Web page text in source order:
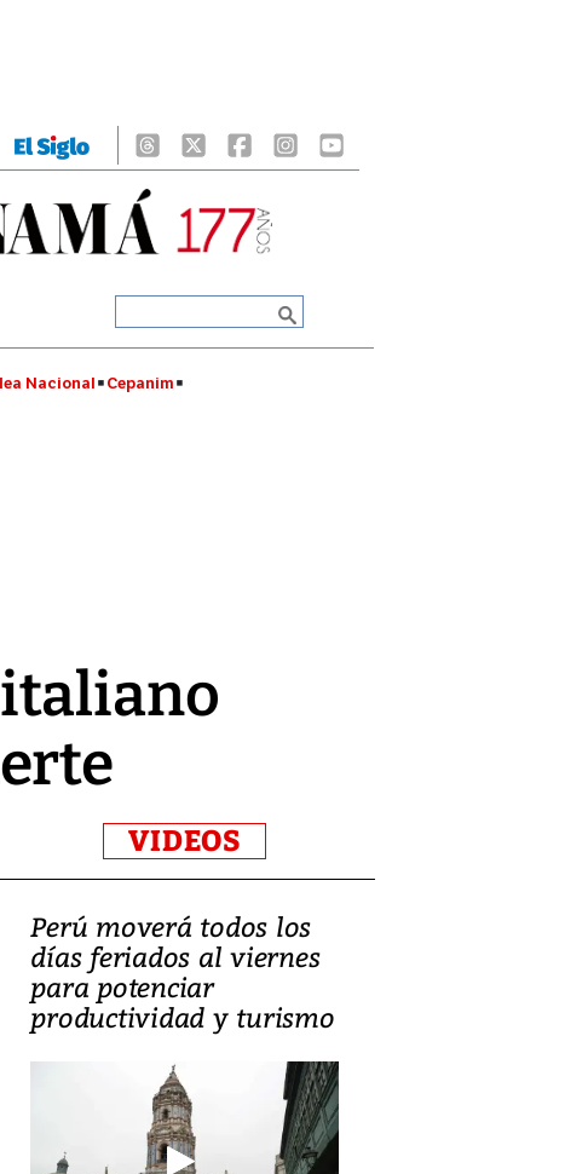
Nacional Cepanim
italiano
VIDEOS
Perú moverá todos los
días feriados al viernes
para potenciar
productividad y turismo